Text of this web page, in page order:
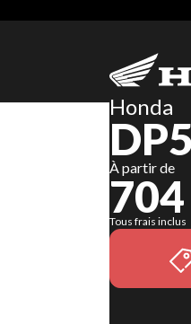
Honda
À partir de
Tous frais inclus